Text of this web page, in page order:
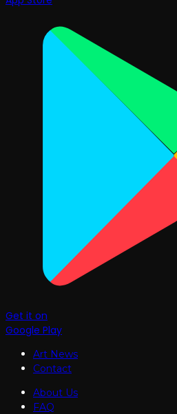
Get it on
Google Play
Art News
Contact
About Us
FAQ